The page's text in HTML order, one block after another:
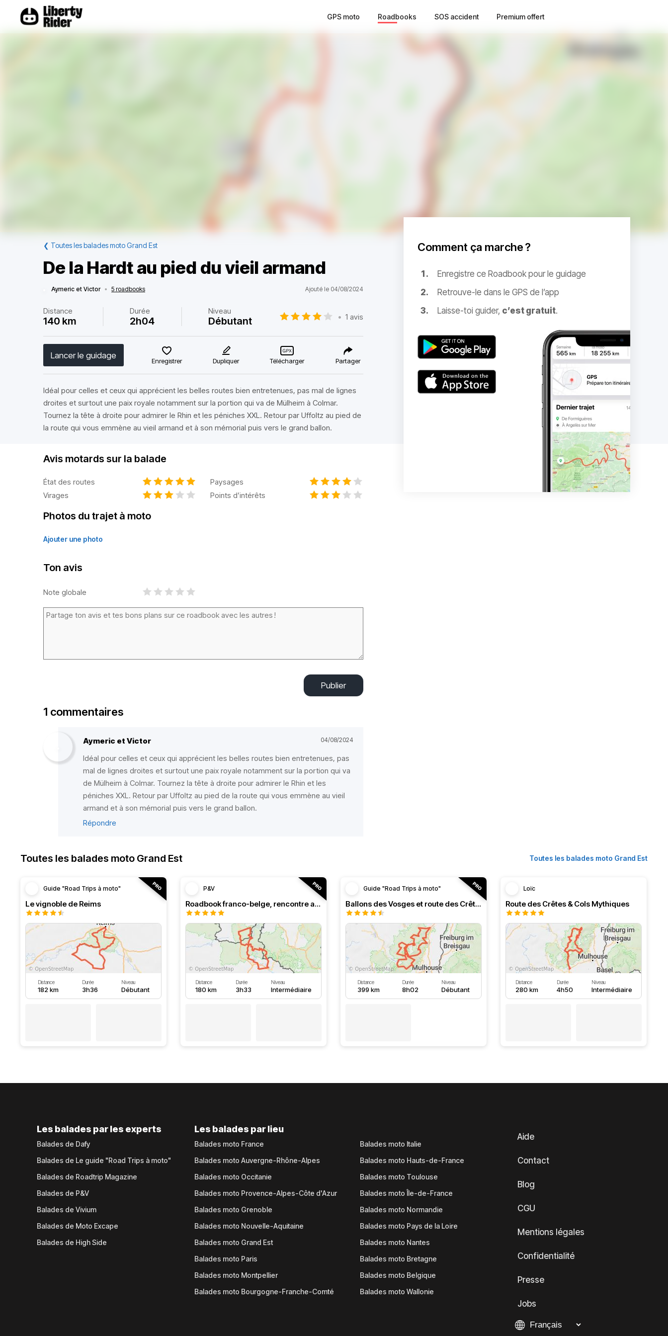
GPS moto Roadbooks SOS accident Premium offert
❮ Toutes les balades moto Grand Est
De la Hardt au pied du vieil armand
Aymeric et Victor • 5 roadbooks Ajouté le 04/08/2024
Distance
140 km
Durée
2h04
Niveau
Débutant • 1 avis
Lancer le guidage
Enregistrer Dupliquer Télécharger Partager
Idéal pour celles et ceux qui apprécient les belles routes bien entretenues, pas mal de lignes
droites et surtout une paix royale notamment sur la portion qui va de Mülheim à Colmar.
Tournez la tête à droite pour admirer le Rhin et les péniches XXL. Retour par Uffoltz au pied de
la route qui vous emmène au vieil armand et à son mémorial puis vers le grand ballon.
Comment ça marche ?
Enregistre ce Roadbook pour le guidage
Retrouve-le dans le GPS de l’app
Laisse-toi guider, c’est gratuit.
Avis motards sur la balade
État des routes
Paysages
Virages
Points d’intérêts
Photos du trajet à moto
Ajouter une photo
Ton avis
Note globale
Publier
1 commentaires
Aymeric et Victor 04/08/2024
Idéal pour celles et ceux qui apprécient les belles routes bien entretenues, pas
mal de lignes droites et surtout une paix royale notamment sur la portion qui va
de Mülheim à Colmar. Tournez la tête à droite pour admirer le Rhin et les
péniches XXL. Retour par Uffoltz au pied de la route qui vous emmène au vieil
armand et à son mémorial puis vers le grand ballon.
Répondre
Toutes les balades moto Grand Est Toutes les balades moto Grand Est
Guide "Road Trips à moto"
Le vignoble de Reims
Distance
182 km
Durée
3h36
Niveau
Débutant
P&V
Roadbook franco-belge, rencontre avec les Ardennes
Distance
180 km
Durée
3h33
Niveau
Intermédiaire
Guide "Road Trips à moto"
Ballons des Vosges et route des Crêtes
Distance
399 km
Durée
8h02
Niveau
Débutant
Loïc
Route des Crêtes & Cols Mythiques
Distance
280 km
Durée
4h50
Niveau
Intermédiaire
Les balades par les experts
Balades de Dafy
Balades de Le guide "Road Trips à moto"
Balades de Roadtrip Magazine
Balades de P&V
Balades de Vivium
Balades de Moto Excape
Balades de High Side
Les balades par lieu
Balades moto France
Balades moto Auvergne-Rhône-Alpes
Balades moto Occitanie
Balades moto Provence-Alpes-Côte d'Azur
Balades moto Grenoble
Balades moto Nouvelle-Aquitaine
Balades moto Grand Est
Balades moto Paris
Balades moto Montpellier
Balades moto Bourgogne-Franche-Comté
Balades moto Italie
Balades moto Hauts-de-France
Balades moto Toulouse
Balades moto Île-de-France
Balades moto Normandie
Balades moto Pays de la Loire
Balades moto Nantes
Balades moto Bretagne
Balades moto Belgique
Balades moto Wallonie
Aide
Contact
Blog
CGU
Mentions légales
Confidentialité
Presse
Jobs